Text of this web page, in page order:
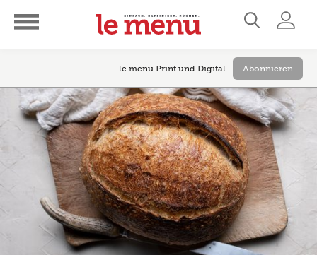
le menu Print und Digital Abonnieren